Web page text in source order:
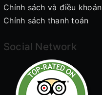
Chính sách và điều khoản
Chính sách thanh toán
Social Network